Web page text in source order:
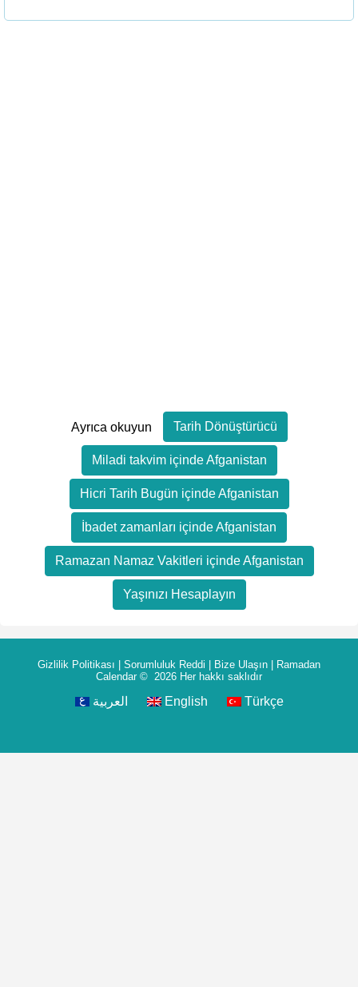
Ayrıca okuyun Tarih Dönüştürücü
Miladi takvim içinde Afganistan
Hicri Tarih Bugün içinde Afganistan
İbadet zamanları içinde Afganistan
Ramazan Namaz Vakitleri içinde Afganistan
Yaşınızı Hesaplayın
Gizlilik Politikası | Sorumluluk Reddi | Bize Ulaşın | Ramadan
Calendar© 2026 Her hakkı saklıdır
العربية English Türkçe